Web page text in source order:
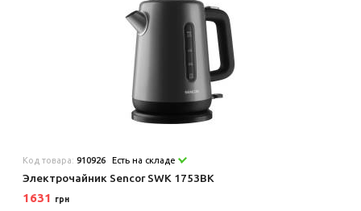
Код товара:910926 Есть на складе
Электрочайник Sencor SWK 1753BK
1631 грн